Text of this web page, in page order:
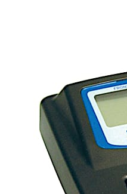
beléptetéskezelést
interfészA dormakaba termék a legtöbb
szállodairányítási
így értékes időt takarít
szobafoglalási
szobafoglalás időtartama
elkészítéséhez
feleslegessé válik a